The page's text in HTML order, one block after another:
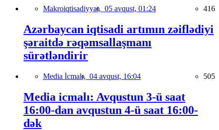
Makroiqtisadiyyat, 05 avqust, 01:24 416
Azərbaycan iqtisadi artımın zəiflədiyi
şəraitdə rəqəmsallaşmanı
sürətləndirir
Media İcmalı, 04 avqust, 16:04 505
Media icmalı: Avqustun 3-ü saat
16:00-dan avqustun 4-ü saat 16:00-
dək